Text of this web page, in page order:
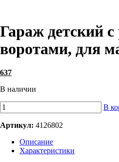
Гараж детский
воротами, для
637
В наличии
В
Артикул: 4126802
Описание
Характеристики